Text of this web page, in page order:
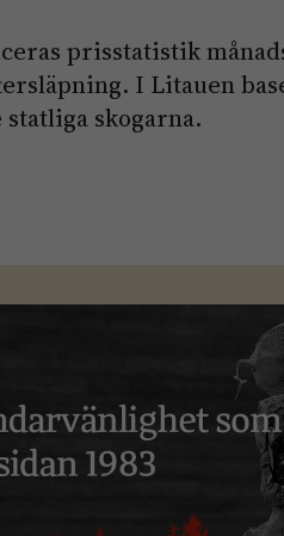
prisstatistik
I Litauen
skogarna.